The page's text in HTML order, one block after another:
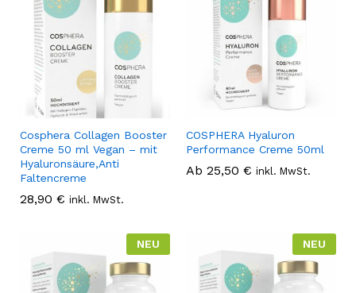
Cosphera Collagen Booster
Creme 50 ml Vegan – mit
Hyaluronsäure,Anti
Faltencreme
28,90 € inkl. MwSt.
COSPHERA Hyaluron
Performance Creme 50ml
Ab 25,50 € inkl. MwSt.
NEU NEU